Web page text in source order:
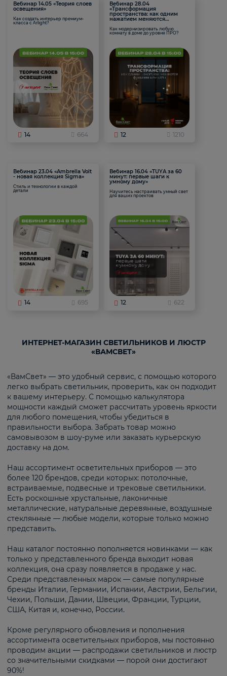
Вебинар 14.05 «Теория слоев
освещения»
Как создать интерьер премиум-
класса с Arlight?
14 664
Вебинар 28.04
«Трансформация
пространства: как одним
нажатием меняются
Как модернизировать любую
комнату в доме до уровня ПРО?
12 1210
Вебинар 23.04 «Ambrella Volt
- новая коллекция Sigma»
Стиль и технологии в каждой
детали
14 695
Вебинар 16.04 «TUYA за 60
минут: первые шаги к
умному дому»
Научитесь настраивать умный свет
для ваших проектов
12 622
ИНТЕРНЕТ-МАГАЗИН СВЕТИЛЬНИКОВ И ЛЮСТР
«ВАМСВЕТ»
«ВамСвет» — это удобный сервис, с помощью которого
легко выбрать светильник, проверить, как он подходит
к вашему интерьеру. С помощью калькулятора
мощности каждый сможет рассчитать уровень яркости
для любого помещения, чтобы убедиться в
правильности выбора. Забрать товар можно
самовывозом в шоу-руме или заказать курьерскую
доставку на дом.
Наш ассортимент осветительных приборов — это
более 120 брендов, среди которых: потолочные,
встраиваемые, подвесные и трековые светильники.
Есть роскошные хрустальные, лаконичные
металлические, натуральные деревянные, воздушные
стеклянные — любые модели, которые только можно
представить.
Наш каталог постоянно пополняется новинками — как
только у представленного бренда выходит новая
коллекция, она сразу появляется в продаже у нас.
Среди представленных марок — самые популярные
бренды Италии, Германии, Испании, Австрии, Бельгии,
Чехии, Польши, Дании, Швеции, Франции, Турции,
США, Китая и, конечно, России.
Кроме регулярного обновления и пополнения
ассортимента осветительных приборов, мы постоянно
проводим акции — распродажи светильников и люстр
со значительными скидками — порой они достигают
90%!